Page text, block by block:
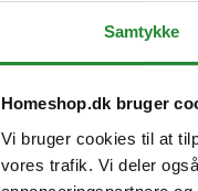
Samtykke
Homeshop.dk bruger
Vi bruger cookies til at
vores trafik. Vi deler